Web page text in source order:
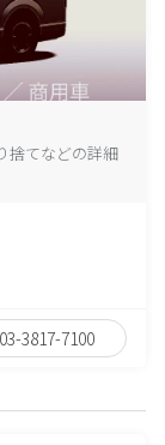
捨てなどの詳細
03-3817-7100